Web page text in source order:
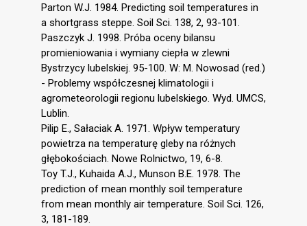
Parton W.J. 1984. Predicting soil temperatures in
a shortgrass steppe. Soil Sci. 138, 2, 93-101.
Paszczyk J. 1998. Próba oceny bilansu
promieniowania i wymiany ciepła w zlewni
Bystrzycy lubelskiej. 95-100. W: M. Nowosad (red.)
- Problemy współczesnej klimatologii i
agrometeorologii regionu lubelskiego. Wyd. UMCS,
Lublin.
Pilip E., Sałaciak A. 1971. Wpływ temperatury
powietrza na temperaturę gleby na różnych
głębokościach. Nowe Rolnictwo, 19, 6-8.
Toy T.J., Kuhaida A.J., Munson B.E. 1978. The
prediction of mean monthly soil temperature
from mean monthly air temperature. Soil Sci. 126,
3, 181-189.